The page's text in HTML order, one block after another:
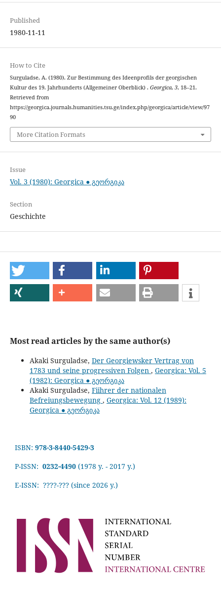
Published
1980-11-11
How to Cite
Surguladse, A. (1980). Zur Bestimmung des Ideenprofils der georgischen
Kultur des 19. Jahrhunderts (Allgemeiner Oberblick) . Georgica, 3, 18–21.
Retrieved from
https://georgica.journals.humanities.tsu.ge/index.php/georgica/article/view/97
90
More Citation Formats
Issue
Vol. 3 (1980): Georgica ● გეორგიკა
Section
Geschichte
Most read articles by the same author(s)
Akaki Surguladse, Der Georgiewsker Vertrag von
1783 und seine progressiven Folgen , Georgica: Vol. 5
(1982): Georgica ● გეორგიკა
Akaki Surguladse, Fiihrer der nationalen
Befreiungsbewegung , Georgica: Vol. 12 (1989):
Georgica ● გეორგიკა
ISBN: 978-3-8440-5429-3
P-ISSN: 0232-4490 (1978 y. - 2017 y.)
E-ISSN: ????-??? (since 2026 y.)